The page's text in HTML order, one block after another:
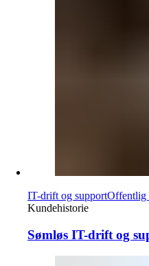
IT-drift og supportOffentlig
Kundehistorie
Sømløs IT-drift og